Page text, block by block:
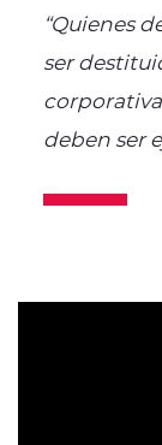
“Quienes
ser
corporativa
deben ser